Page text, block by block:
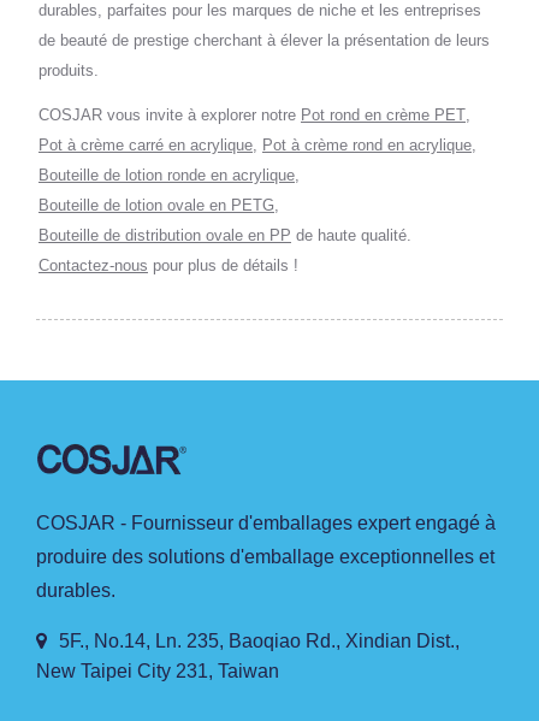
durables, parfaites pour les marques de niche et les entreprises
de beauté de prestige cherchant à élever la présentation de leurs
produits.
COSJAR vous invite à explorer notre Pot rond en crème PET,
Pot à crème carré en acrylique, Pot à crème rond en acrylique,
Bouteille de lotion ronde en acrylique,
Bouteille de lotion ovale en PETG,
Bouteille de distribution ovale en PP de haute qualité.
Contactez-nous pour plus de détails !
COSJAR - Fournisseur d'emballages expert engagé à
produire des solutions d'emballage exceptionnelles et
durables.
5F., No.14, Ln. 235, Baoqiao Rd., Xindian Dist.,
New Taipei City 231, Taiwan